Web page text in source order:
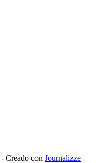
- Creado con Journalizze